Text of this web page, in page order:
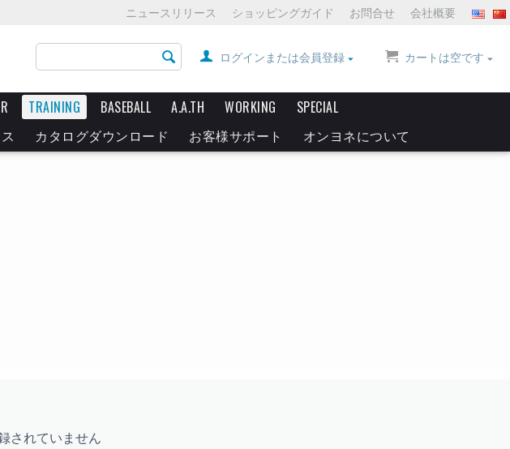
ニュースリリース ショッピングガイド お問合せ 会社概要
カートは空です
ログインまたは会員登録
TRAINING BASEBALL A.A.TH WORKING
SPECIAL
カタログダウンロード お客様サポート オンヨネについて
されていません